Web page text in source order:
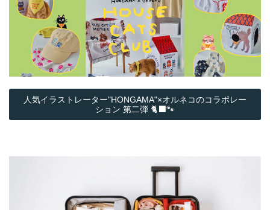
人気イラストレーター"HONGAMA"×オルネコの​コラボレー
ション 第二弾 🐈‍⬛🐾